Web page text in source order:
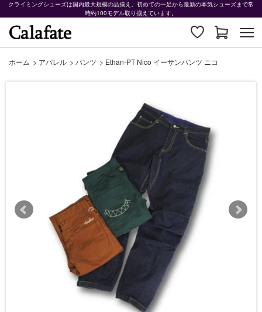
クライミングシューズは国内最大規模の品揃え。初めての一足から最新の本気シューズまで常
時約100モデル取り揃えています。
ホーム > アパレル > パンツ > Ethan-PT Nico イーサンパンツ ニコ